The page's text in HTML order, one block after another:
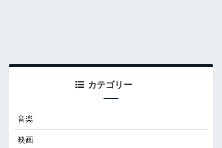
カテゴリー
音楽
映画